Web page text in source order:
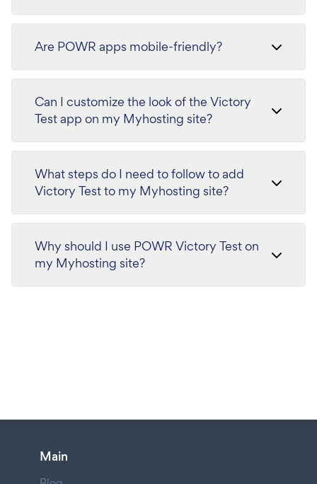
Are POWR apps mobile-friendly?
Can I customize the look of the Victory
Test app on my Myhosting site?
What steps do I need to follow to add
Victory Test to my Myhosting site?
Why should I use POWR Victory Test on
my Myhosting site?
Main